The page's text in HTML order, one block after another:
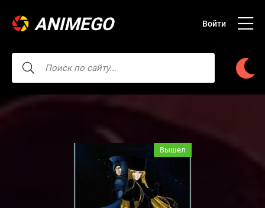
ANIMEGO Войти
Вышел